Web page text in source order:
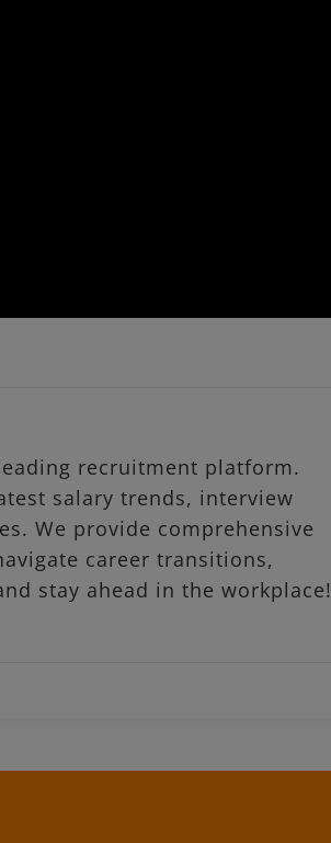
recruitment platform.
salary trends, interview
We provide comprehensive
career transitions,
stay ahead in the workplace!